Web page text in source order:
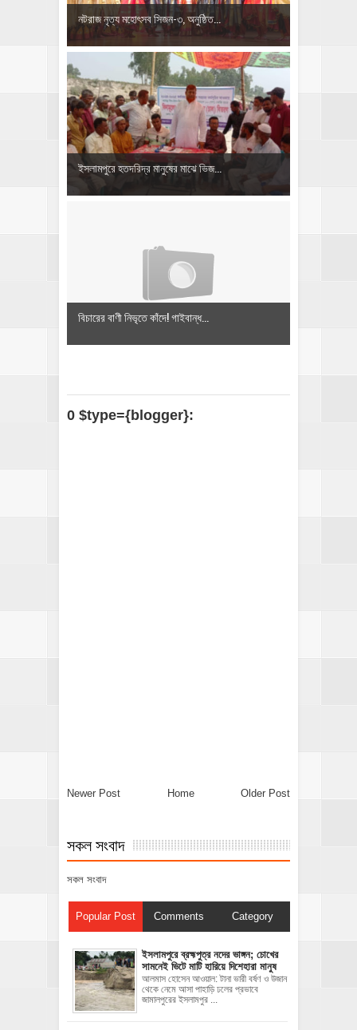
নটরাজ নৃত্য মহোৎসব সিজন-৩, অনুষ্ঠিত...
ইসলামপুরে হতদরিদ্র মানুষের মাঝে ভিজ...
বিচারের বাণী নিভৃতে কাঁদে! গাইবান্ধ...
0 $type={blogger}:
Newer Post Older Post
Home
সকল সংবাদ
সকল সংবাদ
Popular Post Comments Category
ইসলামপুরে ব্রহ্মপুত্র নদের ভাঙ্গন; চোখের
সামনেই ভিটে মাটি হারিয়ে দিশেহারা মানুষ
আলমাস হোসেন আওয়াল: টানা ভারী বর্ষণ ও উজান
থেকে নেমে আসা পাহাড়ি ঢলের প্রভাবে
জামালপুরের ইসলামপুর ...